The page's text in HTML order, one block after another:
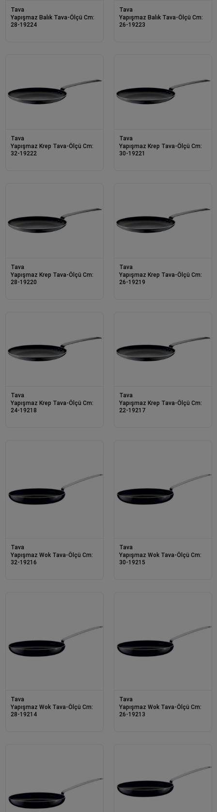
Tava
Yapışmaz Balık Tava-Ölçü Cm:
28-19224
Tava
Yapışmaz Balık Tava-Ölçü Cm:
26-19223
Tava
Yapışmaz Krep Tava-Ölçü Cm:
32-19222
Tava
Yapışmaz Krep Tava-Ölçü Cm:
30-19221
Tava
Yapışmaz Krep Tava-Ölçü Cm:
28-19220
Tava
Yapışmaz Krep Tava-Ölçü Cm:
26-19219
Tava
Yapışmaz Krep Tava-Ölçü Cm:
24-19218
Tava
Yapışmaz Krep Tava-Ölçü Cm:
22-19217
Tava
Yapışmaz Wok Tava-Ölçü Cm:
32-19216
Tava
Yapışmaz Wok Tava-Ölçü Cm:
30-19215
Tava
Yapışmaz Wok Tava-Ölçü Cm:
28-19214
Tava
Yapışmaz Wok Tava-Ölçü Cm:
26-19213